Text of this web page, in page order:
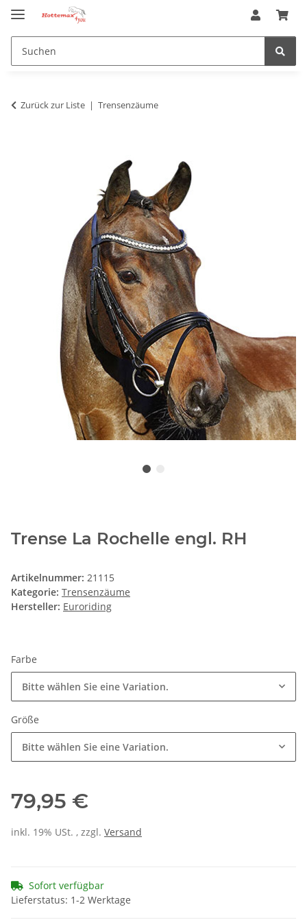
Zurück zur Liste Trensenzäume
Trense La Rochelle engl. RH
Artikelnummer: 21115
Kategorie: Trensenzäume
Hersteller: Euroriding
Farbe
Bitte wählen Sie eine Variation.
Größe
Bitte wählen Sie eine Variation.
79,95 €
inkl. 19% USt. , zzgl. Versand
Sofort verfügbar
Lieferstatus: 1-2 Werktage